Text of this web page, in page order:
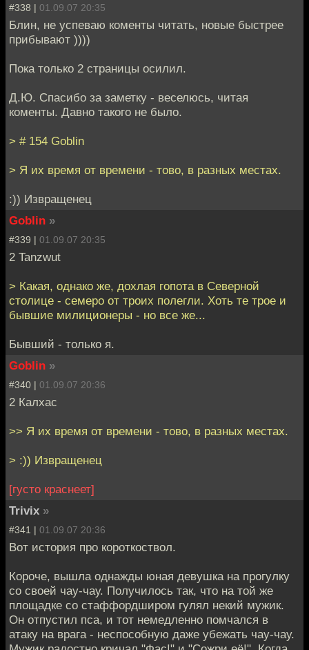
#338 | 01.09.07 20:35
Блин, не успеваю коменты читать, новые быстрее
прибывают ))))
Пока только 2 страницы осилил.
Д.Ю. Спасибо за заметку - веселюсь, читая
коменты. Давно такого не было.
> # 154 Goblin
> Я их время от времени - тово, в разных местах.
:)) Извращенец
Goblin »
#339 | 01.09.07 20:35
2 Tanzwut
> Какая, однако же, дохлая гопота в Северной
столице - семеро от троих полегли. Хоть те трое и
бывшие милиционеры - но все же...
Бывший - только я.
Goblin »
#340 | 01.09.07 20:36
2 Калхас
>> Я их время от времени - тово, в разных местах.
> :)) Извращенец
[густо краснеет]
Trivix »
#341 | 01.09.07 20:36
Вот история про короткоствол.
Короче, вышла однажды юная девушка на прогулку
со своей чау-чау. Получилось так, что на той же
площадке со стаффордширом гулял некий мужик.
Он отпустил пса, и тот немедленно помчался в
атаку на врага - неспособную даже убежать чау-чау.